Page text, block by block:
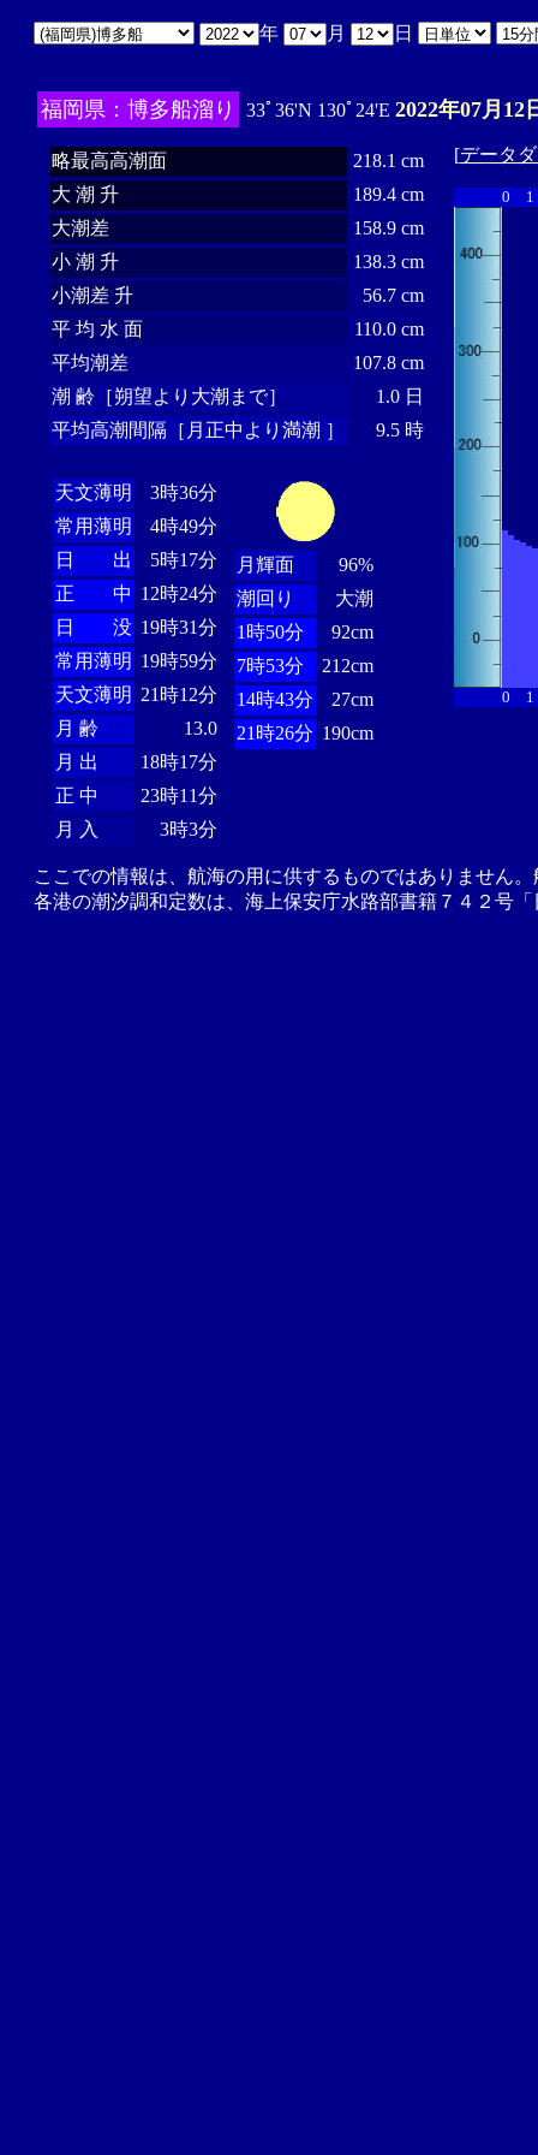
年 月 日
福岡県：博多船溜り 33ﾟ36'N 130ﾟ24'E 2022年07月12
略最高高潮面
218.1 cm
大 潮 升
189.4 cm
大潮差
158.9 cm
小 潮 升
138.3 cm
小潮差 升
56.7 cm
平 均 水 面
110.0 cm
平均潮差
107.8 cm
潮 齢［朔望より大潮まで］
1.0 日
平均高潮間隔［月正中より満潮 ］
9.5 時
天文薄明
3時36分
常用薄明
4時49分
日 出
5時17分
正 中 12時24分
日 没 19時31分
常用薄明 19時59分
天文薄明 21時12分
月 齢
13.0
月 出
18時17分
正 中
23時11分
月 入
3時3分
月輝面
96%
潮回り
大潮
1時50分
92cm
7時53分
212cm
14時43分
27cm
21時26分 190cm
[データ
0 1
0 1
ここでの情報は、航海の用に供するものではありません
各港の潮汐調和定数は、海上保安庁水路部書籍７４２号